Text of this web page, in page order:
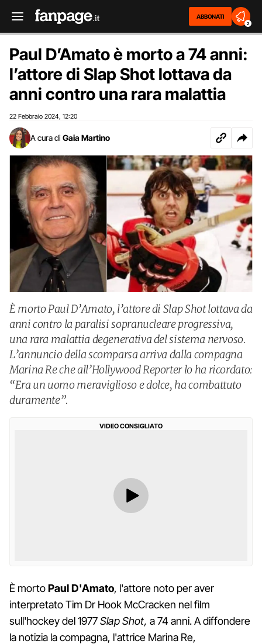
ABBONATI
2
Paul D’Amato è morto a 74 anni:
l’attore di Slap Shot lottava da
anni contro una rara malattia
22 Febbraio 2024 12:20
A cura di Gaia Martino
È morto Paul D’Amato, l’attore di Slap Shot lottava da
anni contro la paralisi sopranucleare progressiva,
una rara malattia degenerativa del sistema nervoso.
L’annuncio della scomparsa arriva dalla compagna
Marina Re che all’Hollywood Reporter lo ha ricordato:
“Era un uomo meraviglioso e dolce, ha combattuto
duramente”.
VIDEO CONSIGLIATO
È mortoPaul D'Amato, l'attore noto per aver
interpretato Tim Dr Hook McCracken nel film
sull'hockey del 1977Slap Shot, a 74 anni. A diffondere
la notizia la compagna, l'attrice Marina Re,